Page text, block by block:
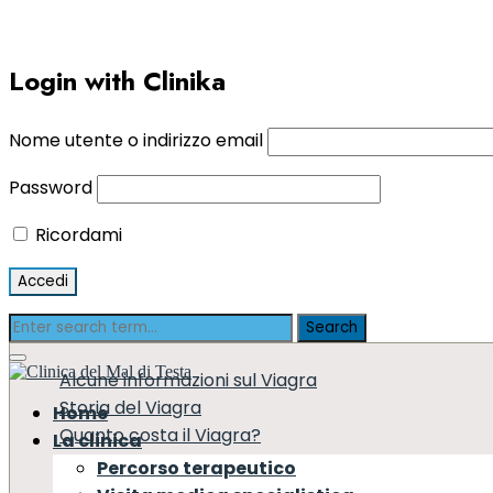
Login with Clinika
Nome utente o indirizzo email
Password
Ricordami
Home
La clinica
Percorso terapeutico
Alcune informazioni sul Viagra
Storia del Viagra
Quanto costa il Viagra?
Quanto tempo impiega il Viagra ad agire?